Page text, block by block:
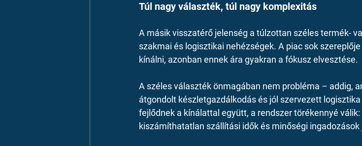
Túl nagy választék, túl nagy komplexitás
A másik visszatérő jelenség a túlzottan széles termék-
szakmai és logisztikai nehézségek. A piac sok
kínálni, azonban ennek ára gyakran a fókusz elvesztése.
A széles választék önmagában nem probléma – addig,
átgondolt készletgazdálkodás és jól szervezett
fejlődnek a kínálattal együtt, a rendszer törékennyé
kiszámíthatatlan szállítási idők és minőségi ingadozások